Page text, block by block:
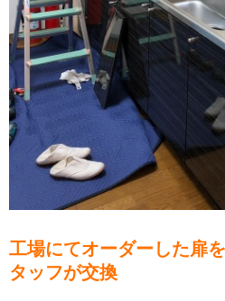
工場にてオーダーした扉
タッフが交換